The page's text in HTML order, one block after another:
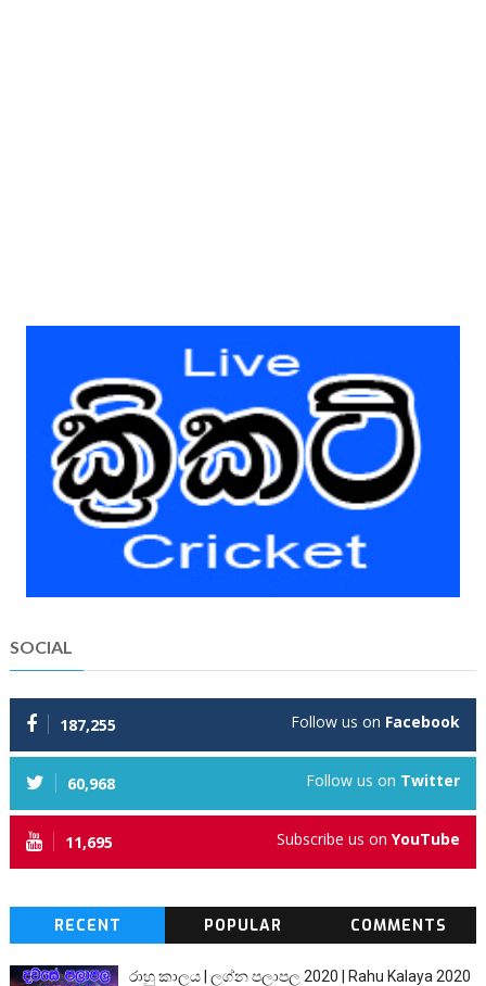
SOCIAL
187,255 Follow us on Facebook
60,968 Follow us on Twitter
11,695 Subscribe us onYouTube
RECENT POPULAR COMMENTS
රාහු කාලය | ලග්න පලාපල 2020 | Rahu Kalaya 2020